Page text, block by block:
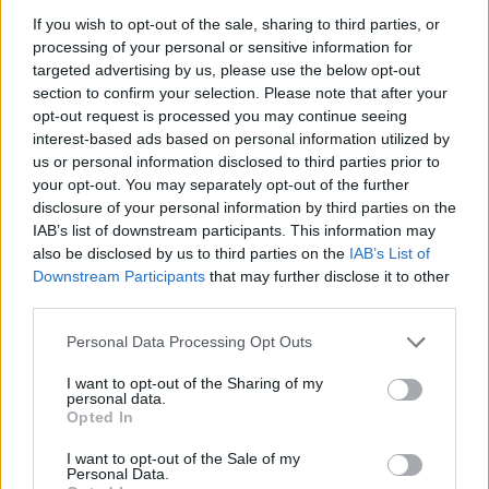
If you wish to opt-out of the sale, sharing to third parties, or
processing of your personal or sensitive information for
targeted advertising by us, please use the below opt-out
section to confirm your selection. Please note that after your
opt-out request is processed you may continue seeing
interest-based ads based on personal information utilized by
us or personal information disclosed to third parties prior to
your opt-out. You may separately opt-out of the further
disclosure of your personal information by third parties on the
IAB’s list of downstream participants. This information may
also be disclosed by us to third parties on the IAB’s List of
Downstream Participants that may further disclose it to other
Please note that this website/app uses one or more Google
not limited to your visit or usage behaviour. You may click to
grant or deny consent to Google and its third-party tags to
use your data for below specified purposes in below Google
consent section.
Personal Data Processing Opt Outs
I want to opt-out of the Sharing of my
personal data.
Opted In
I want to opt-out of the Sale of my
Personal Data.
Seveda veljaizpostaviti tudi številne povezovalce
Marjan Kralj, Vinko Šimek, Mito Trefalt, Sašo Hribar,
Boris Kopitar, Stojan Auer, Janez Dolinar, Natalija
Verboten, Andrej Hofer, Tjaša Hrobat, Darja Gajšek in
drugi.
Vir: KD Graška Gora